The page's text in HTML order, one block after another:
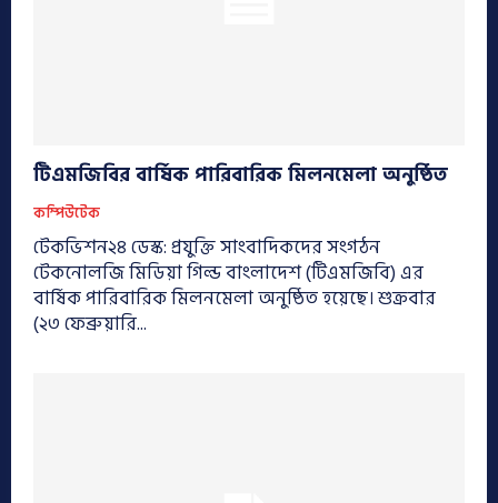
টিএমজিবির বার্ষিক পারিবারিক মিলনমেলা অনুষ্ঠিত
কম্পিউটেক
টেকভিশন২৪ ডেস্ক: প্রযুক্তি সাংবাদিকদের সংগঠন
টেকনোলজি মিডিয়া গিল্ড বাংলাদেশ (টিএমজিবি) এর
বার্ষিক পারিবারিক মিলনমেলা অনুষ্ঠিত হয়েছে। শুক্রবার
(২৩ ফেব্রুয়ারি...